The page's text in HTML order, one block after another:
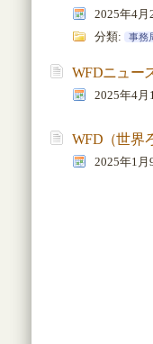
2025年4月
分類:
事務
WFDニュー
2025年4月
WFD（世界
2025年1月